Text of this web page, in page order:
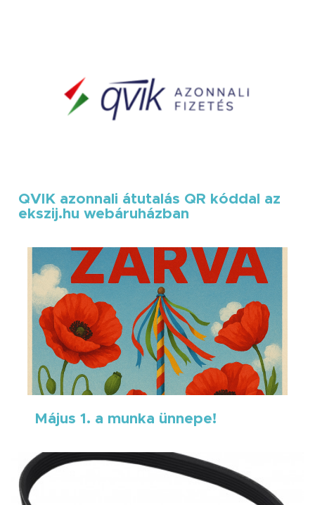
QVIK azonnali átutalás QR kóddal az
ekszij.hu webáruházban
Május 1. a munka ünnepe!